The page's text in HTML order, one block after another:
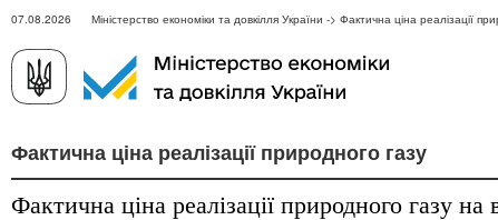
07.08.2026 Міністерство економіки та довкілля України -> Фактична ціна реалізації
Фактична ціна реалізації природного газу
Фактична ціна реалізації природного газу на